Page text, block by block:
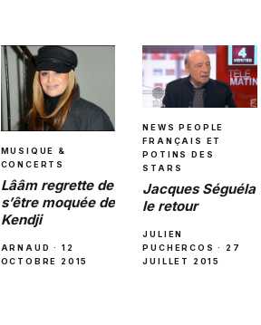
MUSIQUE &
CONCERTS
Lââm regrette de
s’être moquée de
Kendji
ARNAUD · 12
OCTOBRE 2015
NEWS PEOPLE
FRANÇAIS ET
POTINS DES
STARS
Jacques Séguéla
le retour
JULIEN
PUCHERCOS · 27
JUILLET 2015